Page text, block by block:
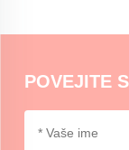
način razlikovanja i
POVEJITE